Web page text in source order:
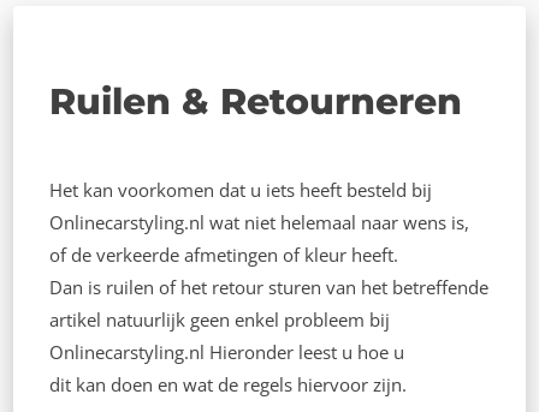
Ruilen & Retourneren
Het kan voorkomen dat u iets heeft besteld bij
Onlinecarstyling.nl wat niet helemaal naar wens is,
of de verkeerde afmetingen of kleur heeft.
Dan is ruilen of het retour sturen van het betreffende
artikel natuurlijk geen enkel probleem bij
Onlinecarstyling.nl Hieronder leest u hoe u
dit kan doen en wat de regels hiervoor zijn.